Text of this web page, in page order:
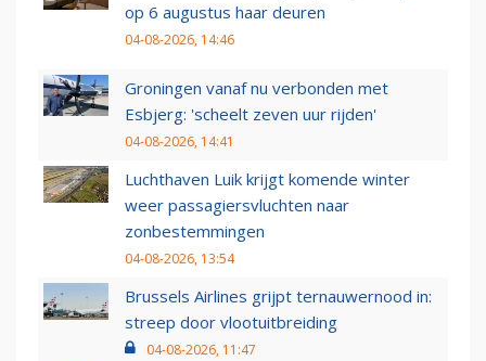
op 6 augustus haar deuren
04-08-2026, 14:46
Groningen vanaf nu verbonden met
Esbjerg: 'scheelt zeven uur rijden'
04-08-2026, 14:41
Luchthaven Luik krijgt komende winter
weer passagiersvluchten naar
zonbestemmingen
04-08-2026, 13:54
Brussels Airlines grijpt ternauwernood in:
streep door vlootuitbreiding
04-08-2026, 11:47